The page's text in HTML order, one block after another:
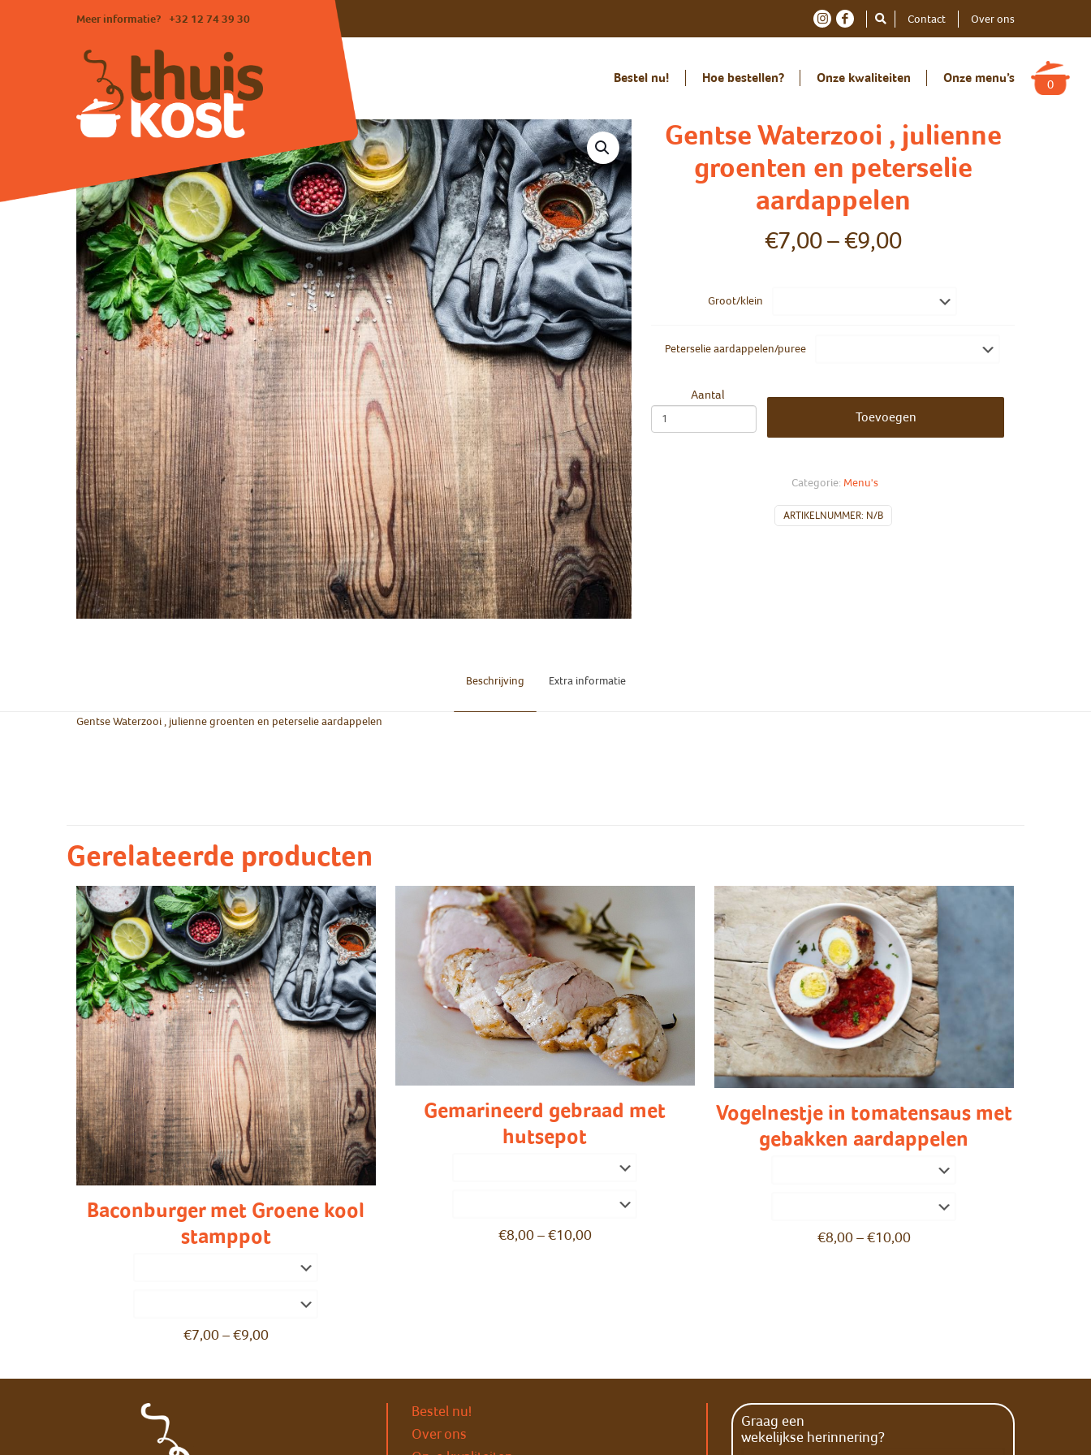
Meer informatie? +32 12 74 39 30 Contact Over ons
Bestel nu! Hoe bestellen? Onze kwaliteiten Onze menu’s 0
Gentse Waterzooi , julienne
groenten en peterselie
aardappelen
€7,00–€9,00
Groot/klein
Peterselie aardappelen/puree
Aantal
Toevoegen
ARTIKELNUMMER: N/B
Categorie: Menu's
Beschrijving Extra informatie
Gentse Waterzooi , julienne groenten en peterselie aardappelen
Gerelateerde producten
Baconburger met Groene kool
stamppot
€7,00– €9,00
Gemarineerd gebraad met
hutsepot
€8,00– €10,00
Vogelnestje in tomatensaus met
gebakken aardappelen
€8,00– €10,00
Bestel nu!
Over ons
Graag een
wekelijkse herinnering?